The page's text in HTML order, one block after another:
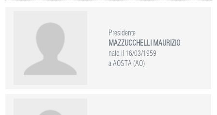
Presidente
MAZZUCCHELLI MAURIZIO
nato il 16/03/1959
a AOSTA (AO)